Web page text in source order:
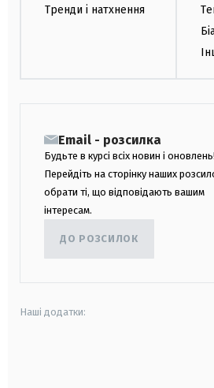
Тренди і натхнення
Email - розсилка
Будьте в курсі всіх новин і оновлень!
Перейдіть на сторінку наших
обрати ті, що відповідають вашим
інтересам.
ДО РОЗСИЛОК
Наші додатки: